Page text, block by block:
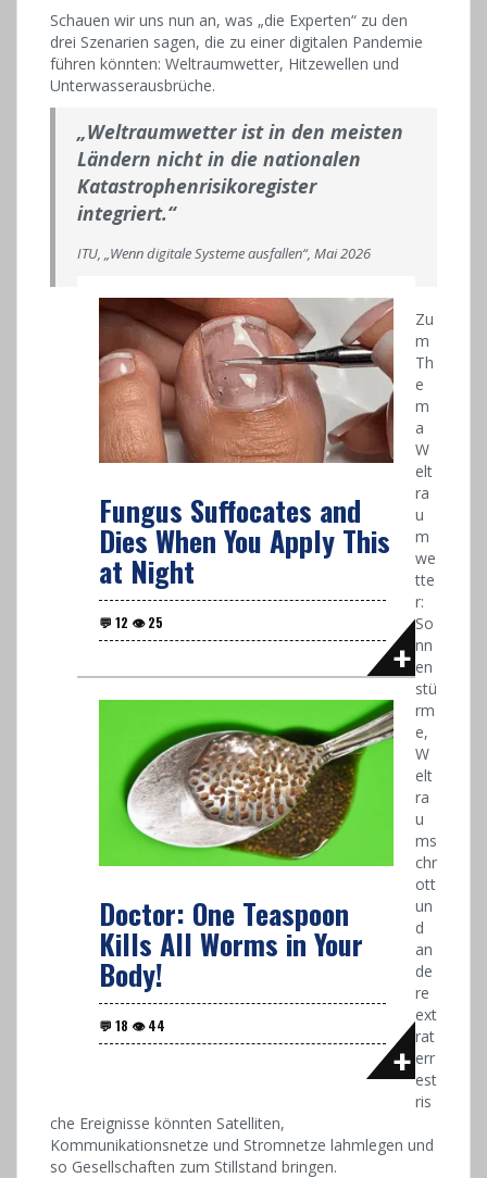
Schauen wir uns nun an, was „die Experten“ zu den
drei Szenarien sagen, die zu einer digitalen Pandemie
führen könnten: Weltraumwetter, Hitzewellen und
Unterwasserausbrüche.
„Weltraumwetter ist in den meisten
Ländern nicht in die nationalen
Katastrophenrisikoregister
integriert.“
ITU, „Wenn digitale Systeme ausfallen“, Mai 2026
Fungus Suffocates and
Dies When You Apply This
at Night
Doctor: One Teaspoon
Kills All Worms in Your
Body!
Zu
m
Th
e
m
a
W
elt
ra
u
m
we
tte
r:
So
nn
en
stü
rm
e,
W
elt
ra
u
ms
chr
ott
un
d
an
de
re
ext
rat
err
est
ris
che Ereignisse könnten Satelliten,
Kommunikationsnetze und Stromnetze lahmlegen und
so Gesellschaften zum Stillstand bringen.